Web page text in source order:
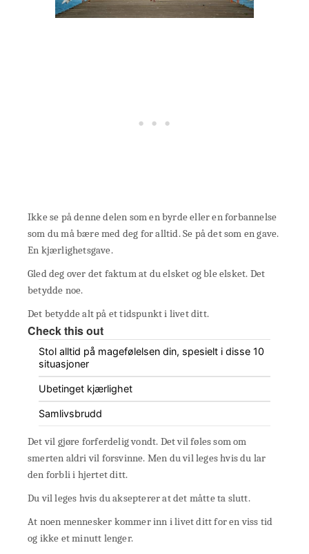
Ikke se på denne delen som en byrde eller en forbannelse
som du må bære med deg for alltid. Se på det som en gave.
En kjærlighetsgave.
Gled deg over det faktum at du elsket og ble elsket. Det
betydde noe.
Det betydde alt på et tidspunkt i livet ditt.
Check this out
Stol alltid på magefølelsen din, spesielt i disse 10
situasjoner
Ubetinget kjærlighet
Samlivsbrudd
Det vil gjøre forferdelig vondt. Det vil føles som om
smerten aldri vil forsvinne. Men du vil leges hvis du lar
den forbli i hjertet ditt.
Du vil leges hvis du aksepterer at det måtte ta slutt.
At noen mennesker kommer inn i livet ditt for en viss tid
og ikke et minutt lenger.